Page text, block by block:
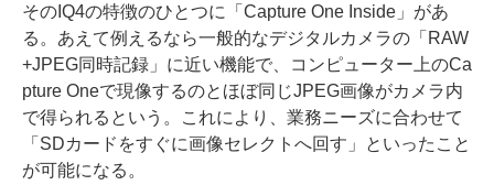
そのIQ4の特徴のひとつに「Capture One Inside」があ
る。あえて例えるなら一般的なデジタルカメラの「RAW
+JPEG同時記録」に近い機能で、コンピューター上のCa
pture Oneで現像するのとほぼ同じJPEG画像がカメラ内
で得られるという。これにより、業務ニーズに合わせて
「SDカードをすぐに画像セレクトへ回す」といったこと
が可能になる。